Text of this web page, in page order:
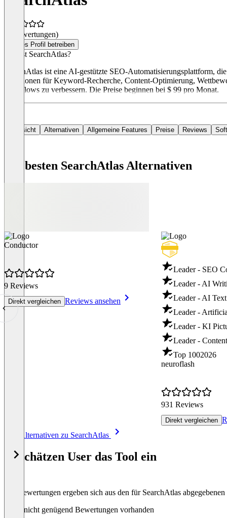
(0 Bewertungen)
Dieses Profil betreiben
Was ist SearchAtlas?
SearchAtlas ist eine AI-gestützte SEO-Automatisierungsplattform,
Funktionen für Keyword-Recherche, Content-Optimierung,
Workflows zu verbessern. Die Preise beginnen bei $ 99 pro Monat.
Übersicht Alternativen Allgemeine Features Preise Reviews
Die besten SearchAtlas Alternativen
Conductor
9 Reviews
Direkt vergleichen Reviews ansehen
Leader - SEO
Leader - AI
Leader - AI
Leader -
Leader - KI
Leader -
Top 1002026
neuroflash
931 Reviews
Direkt vergleichen
Alle Alternativen zu SearchAtlas
So schätzen User das Tool ein
Die Bewertungen ergeben sich aus den für SearchAtlas
Noch nicht genügend Bewertungen vorhanden